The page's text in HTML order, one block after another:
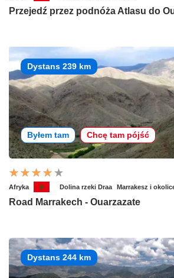
Przejedź przez podnóża Atlasu do
Dystans 239 km
Byłem tam Chcę tam pójść
Afryka Dolina rzeki Draa Marrakesz i
Road Marrakech - Ouarzazate
Dystans 244 km